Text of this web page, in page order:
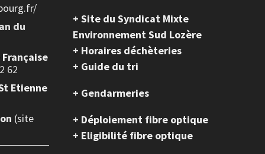
du
Française
62
Etienne
(site
+ Site du Syndicat Mixte
Environnement Sud Lozère
+ Horaires déchèteries
+ Guide du tri
+ Gendarmeries
+ Déploiement fibre optique
+ Eligibilité fibre optique